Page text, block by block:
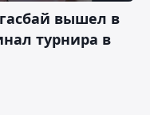
вышел в
турнира в